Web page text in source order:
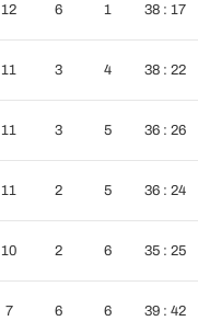
12 6 1 38 : 17
11 3 4 38 : 22
11 3 5 36 : 26
11 2 5 36 : 24
10 2 6 35 : 25
7 6 6 39 : 42